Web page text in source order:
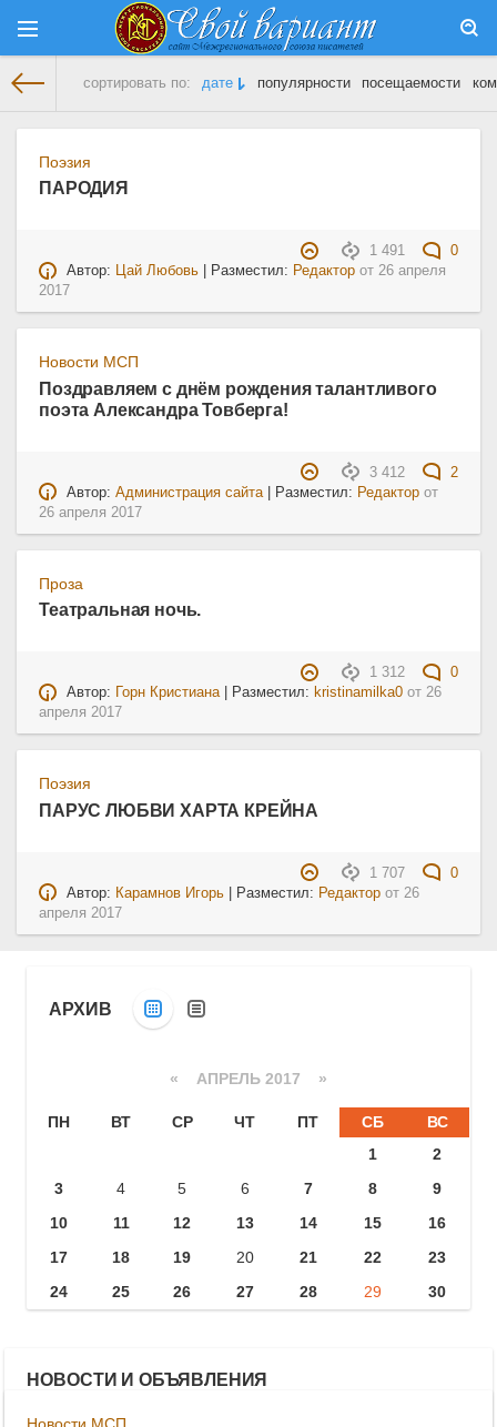
сортировать по: дате популярности посещаемости
Поэзия
ПАРОДИЯ
1 491
0
Автор: Цай Любовь | Разместил: Редактор от26 апреля
2017
Новости МСП
Поздравляем с днём рождения талантливого
поэта Александра Товберга!
3 412
2
Автор:Администрация сайта| Разместил: Редактор от
26 апреля 2017
Проза
Театральная ночь.
1 312
0
Автор:
Горн Кристиана| Разместил: kristinamilka0 от26
апреля 2017
Поэзия
ПАРУС ЛЮБВИ ХАРТА КРЕЙНА
1 707
0
Автор: Карамнов Игорь | Разместил: Редактор от 26
апреля 2017
АРХИВ
« АПРЕЛЬ 2017 »
ПН ВТ СР ЧТ ПТ СБ
ВС
1
2
3
4 5 6 7 8
9
10
11 12 13 14 15
16
17
18 19 20 21 22
23
24
25 26 27 28 29 30
НОВОСТИ И ОБЪЯВЛЕНИЯ